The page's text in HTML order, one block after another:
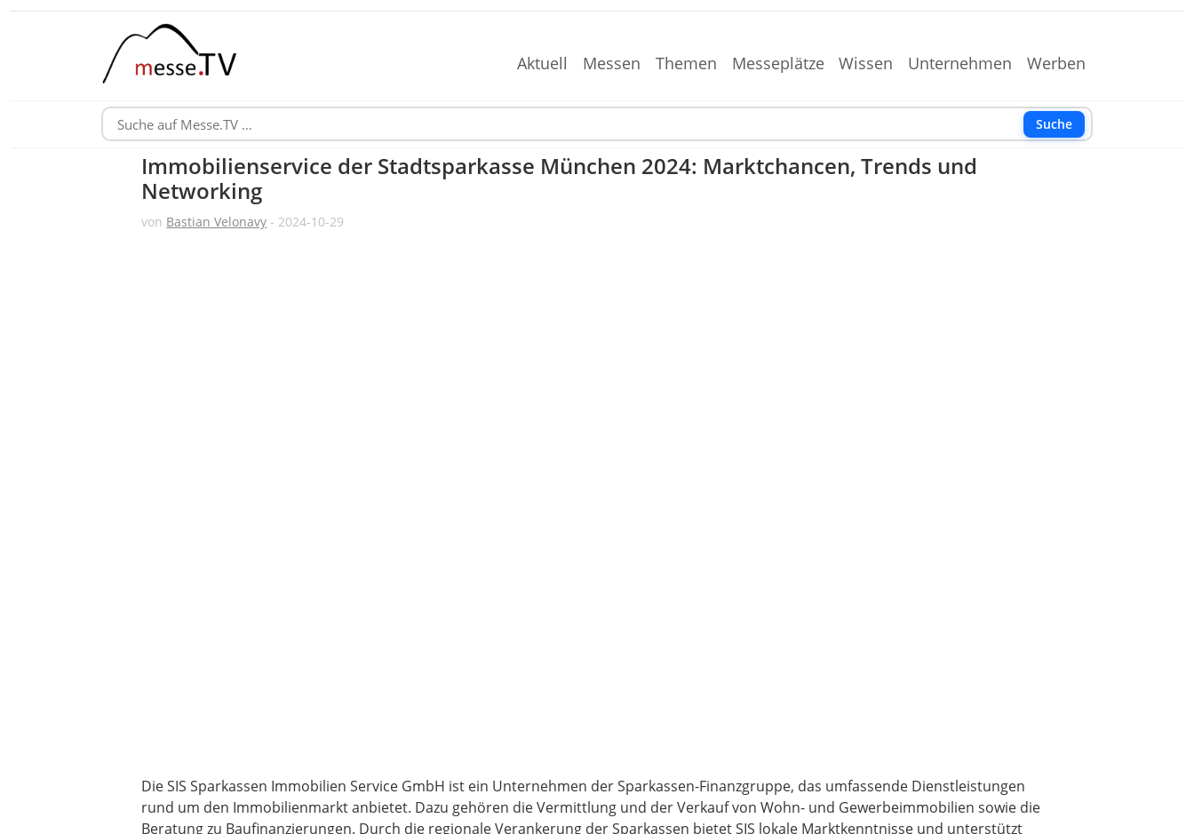
Aktuell Messen Themen Messeplätze Wissen Unternehmen Werben
Suche
Immobilienservice der Stadtsparkasse München 2024: Marktchancen, Trends und
Networking
von Bastian Velonavy - 2024-10-29
Die SIS Sparkassen Immobilien Service GmbH ist ein Unternehmen der Sparkassen-Finanzgruppe, das umfassende Dienstleistungen
rund um den Immobilienmarkt anbietet. Dazu gehören die Vermittlung und der Verkauf von Wohn- und Gewerbeimmobilien sowie die
Beratung zu Baufinanzierungen. Durch die regionale Verankerung der Sparkassen bietet SIS lokale Marktkenntnisse und unterstützt